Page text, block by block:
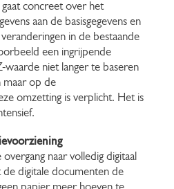
concreet over het
aan de basisgegevens en
in de bestaande
een ingrijpende
niet langer te baseren
maar op de
omzetting is verplicht. Het is
naar volledig digitaal
digitale documenten de